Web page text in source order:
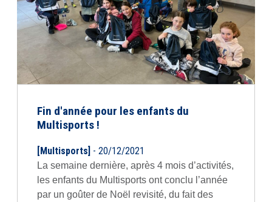
Fin d'année pour les enfants du
Multisports !
[Multisports] - 20/12/2021
La semaine dernière, après 4 mois d’activités,
les enfants du Multisports ont conclu l’année
par un goûter de Noël revisité, du fait des